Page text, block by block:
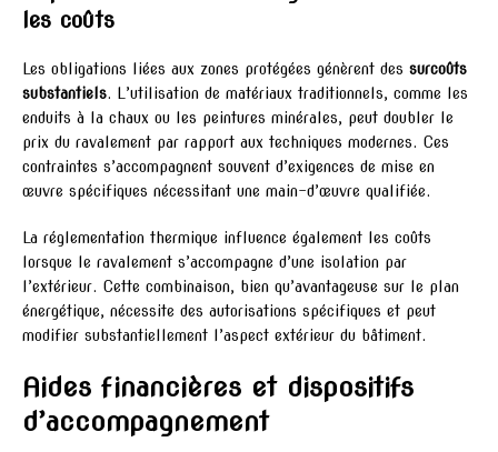
les coûts
Les obligations liées aux zones protégées génèrent des surcoûts
substantiels. L’utilisation de matériaux traditionnels, comme les
enduits à la chaux ou les peintures minérales, peut doubler le
prix du ravalement par rapport aux techniques modernes. Ces
contraintes s’accompagnent souvent d’exigences de mise en
œuvre spécifiques nécessitant une main-d’œuvre qualifiée.
La réglementation thermique influence également les coûts
lorsque le ravalement s’accompagne d’une isolation par
l’extérieur. Cette combinaison, bien qu’avantageuse sur le plan
énergétique, nécessite des autorisations spécifiques et peut
modifier substantiellement l’aspect extérieur du bâtiment.
Aides financières et dispositifs
d’accompagnement